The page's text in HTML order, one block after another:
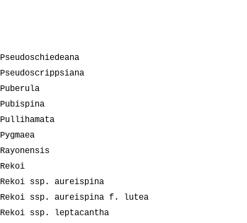
Pseudoschiedeana
Pseudoscrippsiana
Puberula
Pubispina
Pullihamata
Pygmaea
Rayonensis
Rekoi
Rekoi ssp. aureispina
Rekoi ssp. aureispina f. lutea
Rekoi ssp. leptacantha